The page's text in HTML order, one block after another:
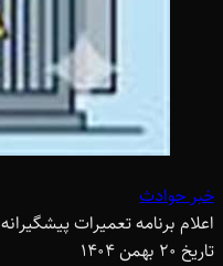
خبر حوادث
اعلام برنامه تعمیرات
تاریخ 20 بهمن 1404